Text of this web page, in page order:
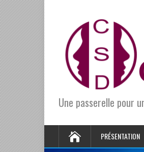
Une passerelle pour
PRÉSENTATION